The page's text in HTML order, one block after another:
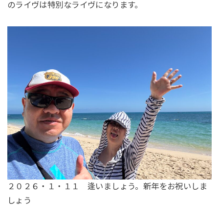
のライヴは特別なライヴになります。
２０２６・１・１１ 逢いましょう。新年をお祝いしま
しょう